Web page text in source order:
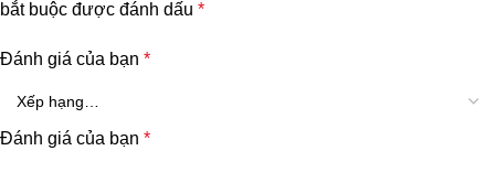
bắt buộc được đánh dấu *
Đánh giá của bạn *
Đánh giá của bạn *